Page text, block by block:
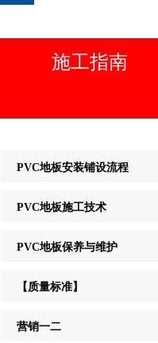
施工指南
PVC地板安装铺设流程
PVC地板施工技术
PVC地板保养与维护
【质量标准】
营销一二